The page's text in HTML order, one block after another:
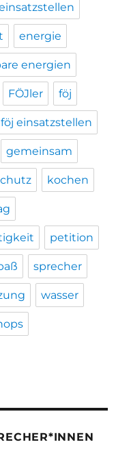
energie
energien
FÖJler föj
föj einsatzstellen
gemeinsam
kochen
petition
sprecher
wasser